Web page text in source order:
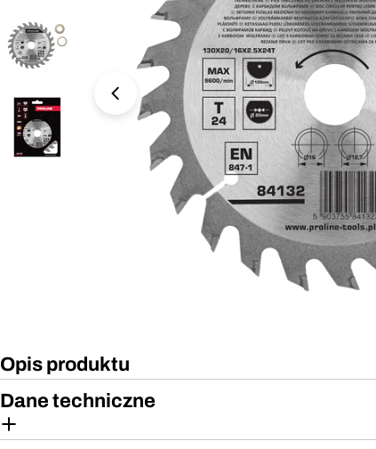
Otwórz media 0 w oknie modalnym
Opis produktu
Dane techniczne